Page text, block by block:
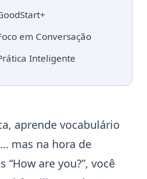
em Conversação
Inteligente
aprende vocabulário
mas na hora de
are you?”, você